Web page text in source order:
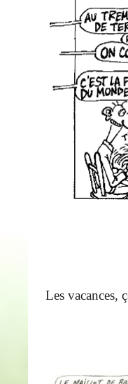
Les vacances,